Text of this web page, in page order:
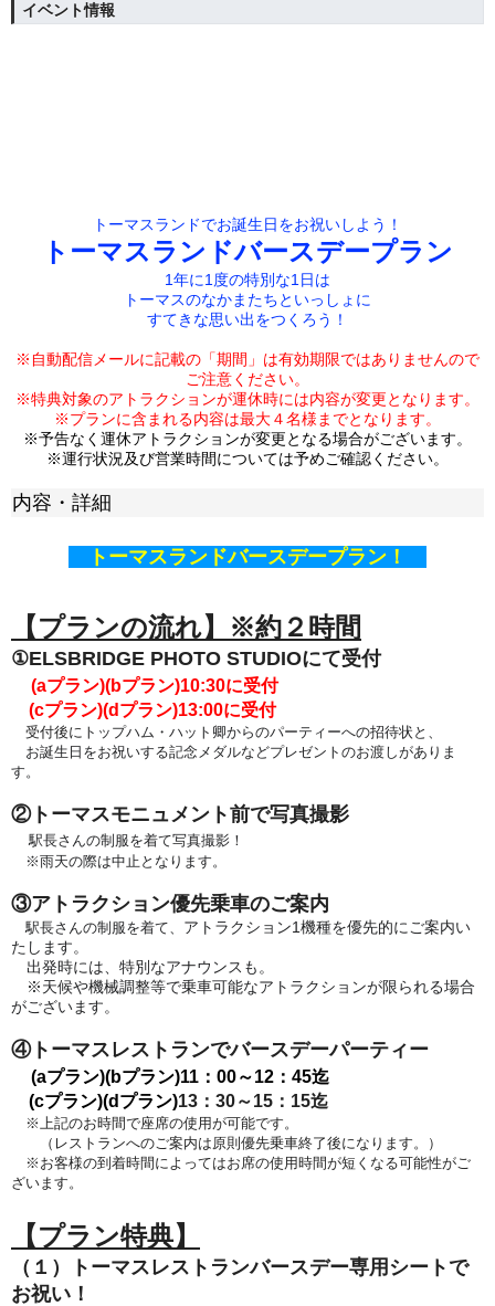
イベント情報
トーマスランドでお誕生日をお祝いしよう！
トーマスランドバースデープラン
1年に1度の特別な1日は
トーマスのなかまたちといっしょに
すてきな思い出をつくろう！
※自動配信メールに記載の「期間」は有効期限ではありませんので
ご注意ください。
※特典対象のアトラクションが運休時には内容が変更となります。
※プランに含まれる内容は最大４名様までとなります。
※予告なく運休アトラクションが変更となる場合がございます。
※運行状況及び営業時間については予めご確認ください。
内容・詳細
トーマスランドバースデープラン！
【プランの流れ】※約２時間
①ELSBRIDGE PHOTO STUDIOにて受付
(aプラン)(bプラン)10:30に受付
(cプラン)(dプラン)13:00に受付
受付後に トップハム・ハット卿からのパーティーへの招待状と、
お誕生日をお祝いする記念メダルなどプレゼントのお渡しがありま
す。
②トーマスモニュメント前で写真撮影
駅長さんの制服を着て写真撮影！
※雨天の際は中止となります。
③アトラクション優先乗車のご案内
駅長さんの制服を着て、 アトラクション1機種を優先的にご案内い
たします。
出発時には、特別なアナウンスも。
※天候や機械調整等で乗車可能なアトラクションが限られる場合
がございます。
④トーマスレストランでバースデーパーティー
(aプラン)(bプラン)11：00～12：45迄
(cプラン)(dプラン)13：30～15：15迄
※上記のお時間で座席の使用が可能です。
（レストランへのご案内は原則優先乗車終了後になります。）
※お客様の到着時間によってはお席の使用時間が短くなる可能性がご
ざいます。
【プラン特典】
（１）トーマスレストランバースデー専用シートで
お祝い！